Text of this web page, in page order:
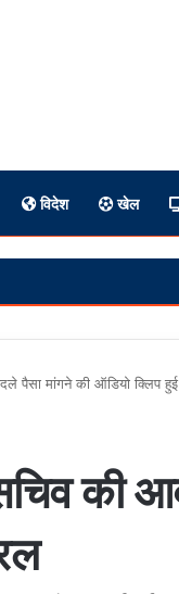
विदेश खेल
पैसा मांगने की ऑडियो क्लिप
की